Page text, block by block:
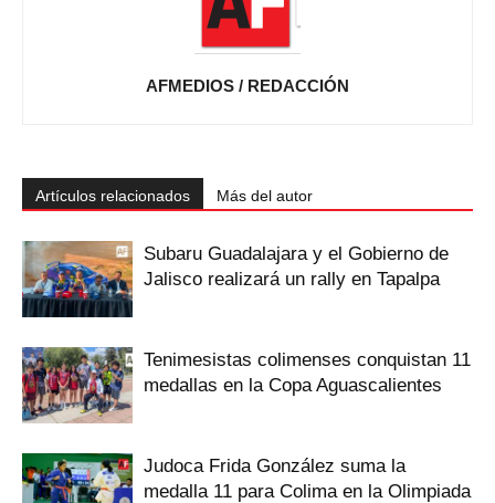
AFMEDIOS / REDACCIÓN
Artículos relacionados Más del autor
Subaru Guadalajara y el Gobierno de
Jalisco realizará un rally en Tapalpa
Tenimesistas colimenses conquistan 11
medallas en la Copa Aguascalientes
Judoca Frida González suma la
medalla 11 para Colima en la Olimpiada